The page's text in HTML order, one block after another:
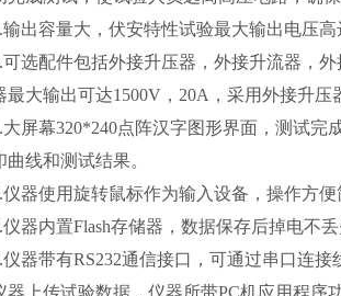
输出容量大，伏安特性试验最大输出电压
可选配件包括外接升压器，外接升流器，
最大输出可达1500V，20A，采用外接升
大屏幕320*240点阵汉字图形界面，测试
曲线和测试结果。
仪器使用旋转鼠标作为输入设备，操作方便
仪器内置Flash存储器，数据保存后掉电不
仪器带有RS232通信接口，可通过串口连
器上传试验数据，仪器所带PC机应用程